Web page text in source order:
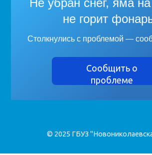
Не убран снег, яма на
не горит
Столкнулись с проблемой —
Сообщить о
проблеме
© 2025 ГБУЗ